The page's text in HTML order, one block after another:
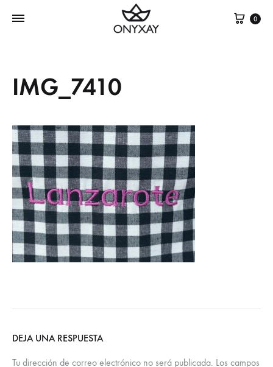
Cesta
0
IMG_7410
DEJA UNA RESPUESTA
Tu dirección de correo electrónico no será publicada. Los campos